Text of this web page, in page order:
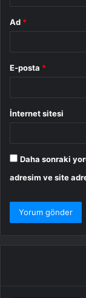
Ad *
E-posta *
İnternet sitesi
Daha sonraki
adresim ve site